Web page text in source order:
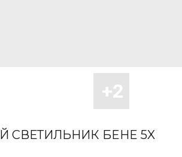
СВЕТИЛЬНИК БEНE 5X